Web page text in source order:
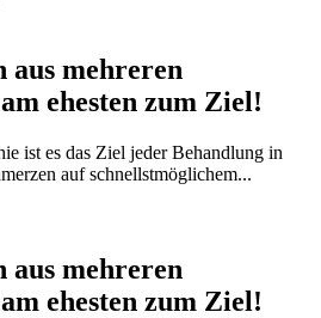
mehreren
ehesten zum Ziel!
ist es das Ziel jeder Behandlung in
auf schnellstmöglichem...
mehreren
ehesten zum Ziel!